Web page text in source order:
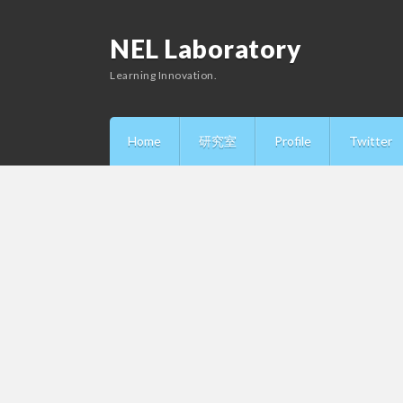
NEL Laboratory
Learning Innovation.
Home 研究室 Profile Twitter